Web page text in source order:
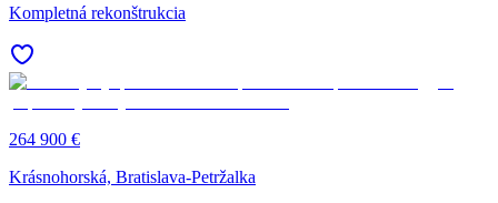
Kompletná rekonštrukcia
264 900 €
Krásnohorská, Bratislava-Petržalka